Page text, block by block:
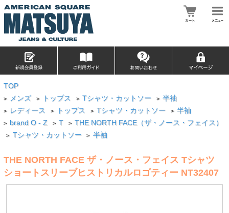
TOP
> メンズ > トップス > Tシャツ・カットソー > 半袖
> レディース > トップス > Tシャツ・カットソー > 半袖
> brand O - Z > T > THE NORTH FACE（ザ・ノース・フェイス）
> Tシャツ・カットソー > 半袖
THE NORTH FACE ザ・ノース・フェイス Tシャツ
ショートスリーブヒストリカルロゴティー NT32407